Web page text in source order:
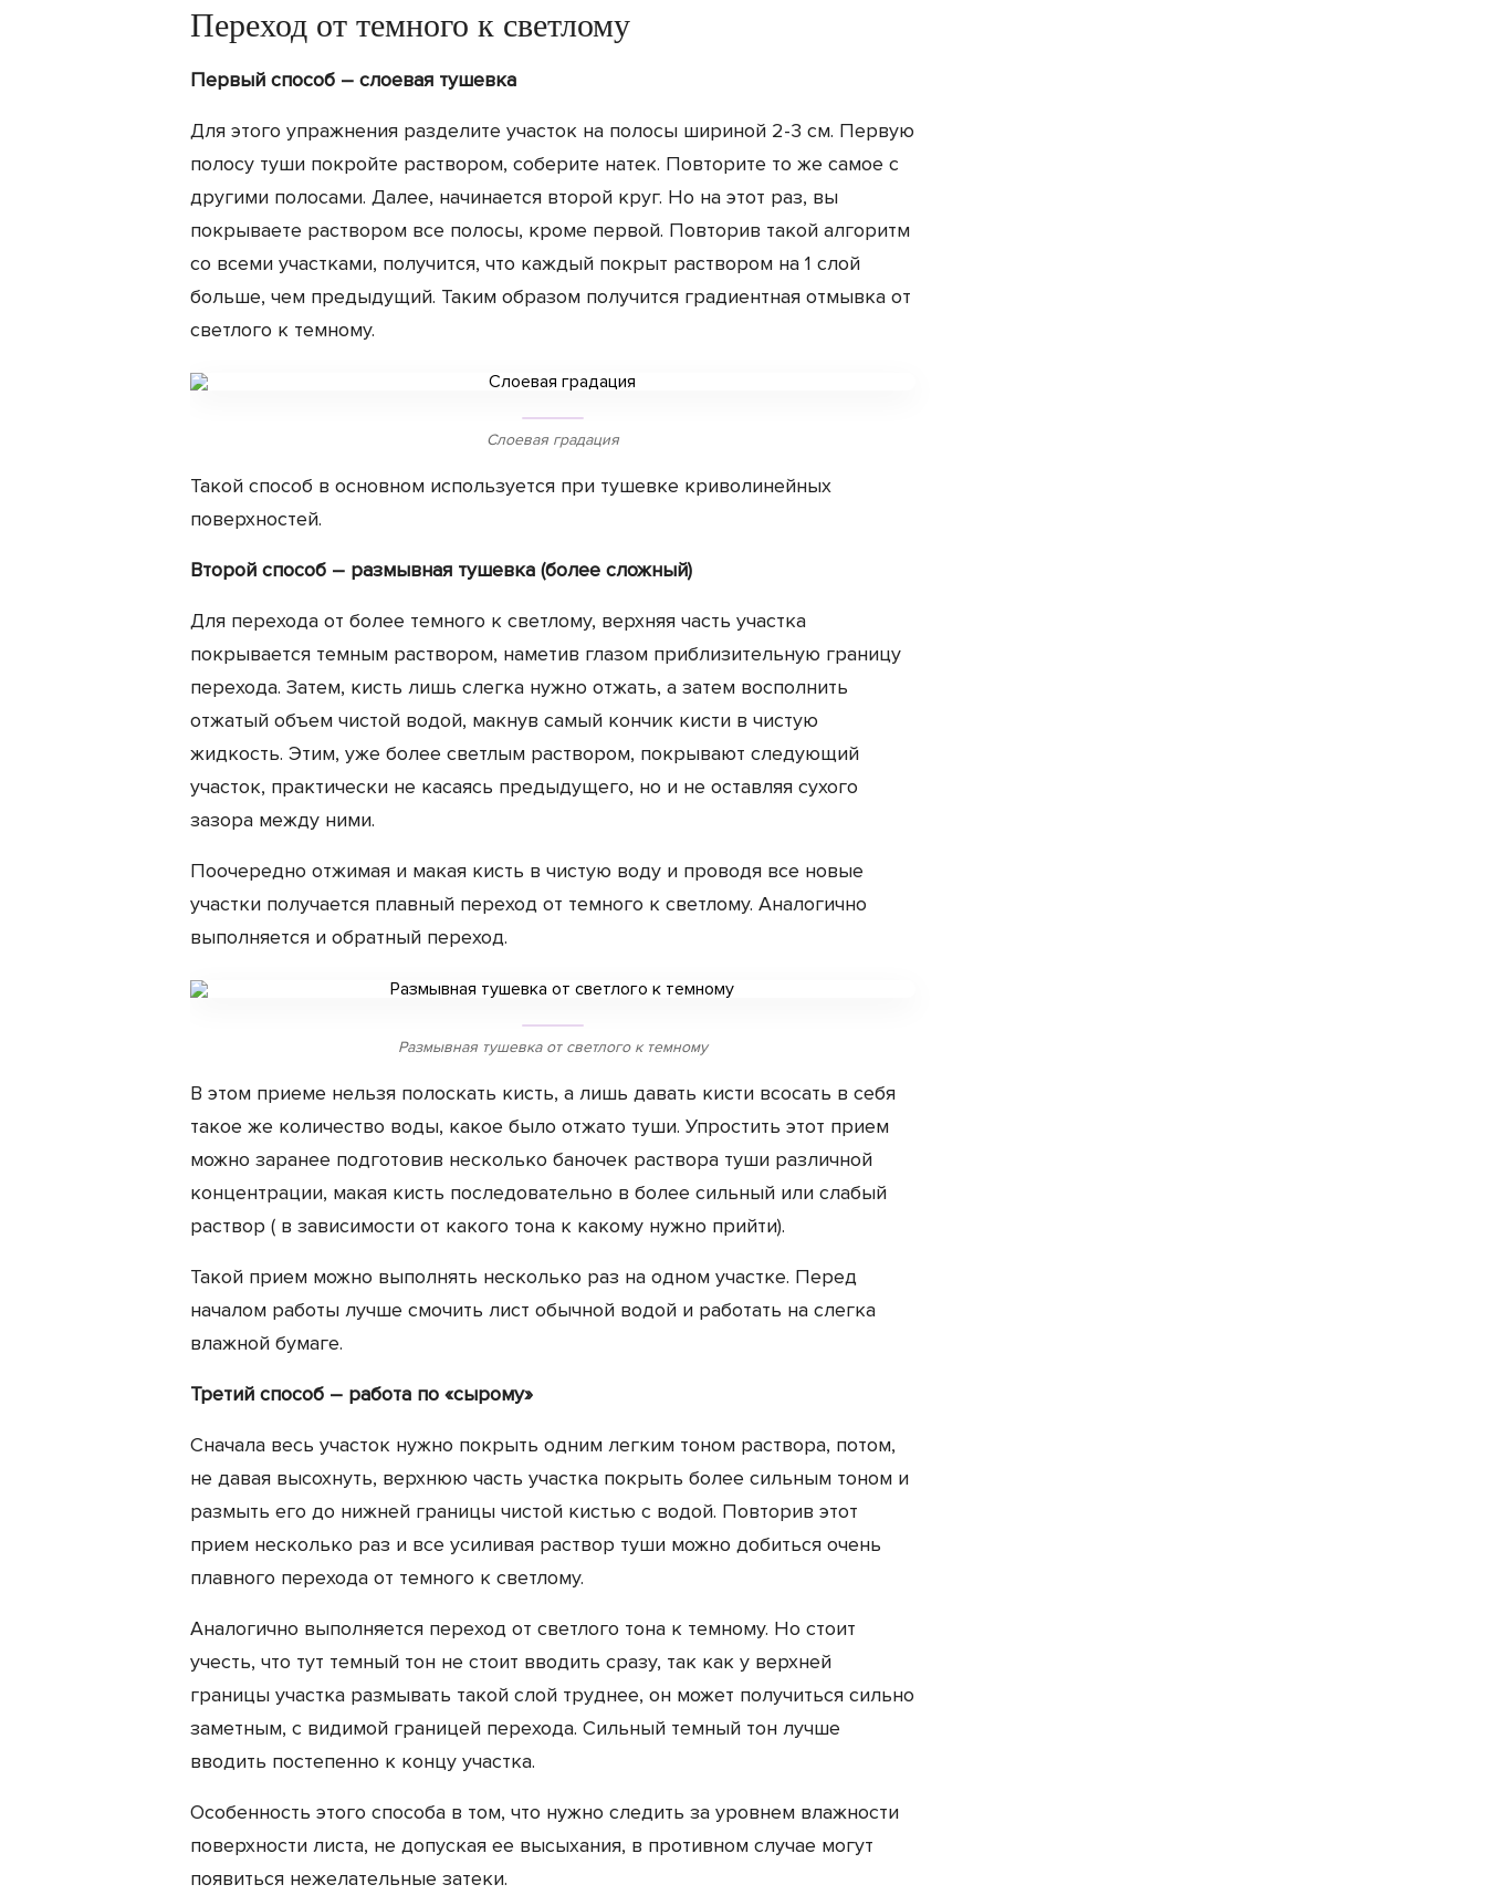
Переход от темного к светлому
Первый способ – слоевая тушевка
Для этого упражнения разделите участок на полосы шириной 2-3 см. Первую
полосу туши покройте раствором, соберите натек. Повторите то же самое с
другими полосами. Далее, начинается второй круг. Но на этот раз, вы
покрываете раствором все полосы, кроме первой. Повторив такой алгоритм
со всеми участками, получится, что каждый покрыт раствором на 1 слой
больше, чем предыдущий. Таким образом получится градиентная отмывка от
светлого к темному.
Слоевая градация
Такой способ в основном используется при тушевке криволинейных
поверхностей.
Второй способ – размывная тушевка (более сложный)
Для перехода от более темного к светлому, верхняя часть участка
покрывается темным раствором, наметив глазом приблизительную границу
перехода. Затем, кисть лишь слегка нужно отжать, а затем восполнить
отжатый объем чистой водой, макнув самый кончик кисти в чистую
жидкость. Этим, уже более светлым раствором, покрывают следующий
участок, практически не касаясь предыдущего, но и не оставляя сухого
зазора между ними.
Поочередно отжимая и макая кисть в чистую воду и проводя все новые
участки получается плавный переход от темного к светлому. Аналогично
выполняется и обратный переход.
Размывная тушевка от светлого к темному
В этом приеме нельзя полоскать кисть, а лишь давать кисти всосать в себя
такое же количество воды, какое было отжато туши. Упростить этот прием
можно заранее подготовив несколько баночек раствора туши различной
концентрации, макая кисть последовательно в более сильный или слабый
раствор ( в зависимости от какого тона к какому нужно прийти).
Такой прием можно выполнять несколько раз на одном участке. Перед
началом работы лучше смочить лист обычной водой и работать на слегка
влажной бумаге.
Третий способ – работа по «сырому»
Сначала весь участок нужно покрыть одним легким тоном раствора, потом,
не давая высохнуть, верхнюю часть участка покрыть более сильным тоном и
размыть его до нижней границы чистой кистью с водой. Повторив этот
прием несколько раз и все усиливая раствор туши можно добиться очень
плавного перехода от темного к светлому.
Аналогично выполняется переход от светлого тона к темному. Но стоит
учесть, что тут темный тон не стоит вводить сразу, так как у верхней
границы участка размывать такой слой труднее, он может получиться сильно
заметным, с видимой границей перехода. Сильный темный тон лучше
вводить постепенно к концу участка.
Особенность этого способа в том, что нужно следить за уровнем влажности
поверхности листа, не допуская ее высыхания, в противном случае могут
появиться нежелательные затеки.